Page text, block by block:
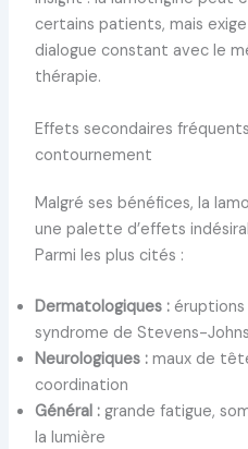
certains patients, mais
dialogue constant avec le
thérapie.
Effets secondaires
contournement
Malgré ses bénéfices, la
une palette d’effets
Parmi les plus cités :
Dermatologiques :éruptions
syndrome de Stevens-
Neurologiques :maux de
coordination
Général :grande fatigue,
la lumière